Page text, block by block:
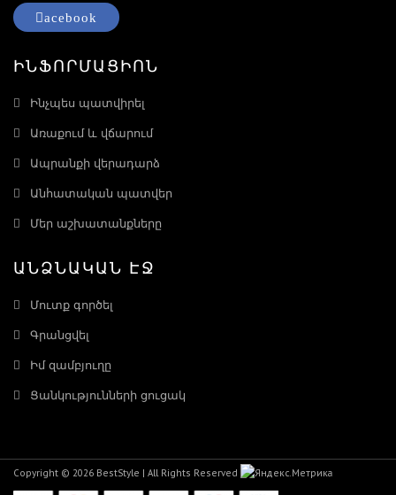
acebook
ԻՆՖՈՐՄԱՑԻՈՆ
Ինչպես պատվիրել
Առաքում և վճարում
Ապրանքի վերադարձ
Անհատական պատվեր
Մեր աշխատանքները
ԱՆՁՆԱԿԱՆ ԷՋ
Մուտք գործել
Գրանցվել
Իմ զամբյուղը
Ցանկությունների ցուցակ
Copyright © 2026 BestStyle | All Rights Reserved